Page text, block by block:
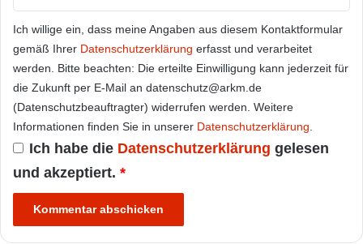
Ich willige ein, dass meine Angaben aus diesem Kontaktformular
gemäß Ihrer Datenschutzerklärung erfasst und verarbeitet
werden. Bitte beachten: Die erteilte Einwilligung kann jederzeit für
die Zukunft per E-Mail an datenschutz@arkm.de
(Datenschutzbeauftragter) widerrufen werden. Weitere
Informationen finden Sie in unserer Datenschutzerklärung.
Ich habe die Datenschutzerklärung gelesen
und akzeptiert. *